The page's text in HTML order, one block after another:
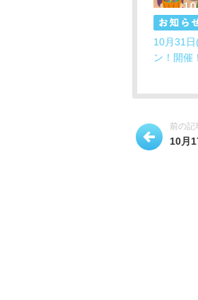
10月31
ン！開催！
前の記
10月